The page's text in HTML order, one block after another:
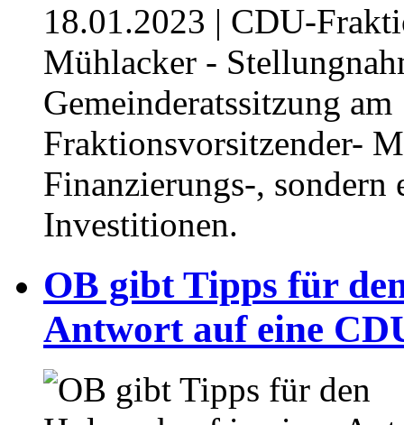
18.01.2023 | CDU-
Mühlacker -
Gemeinderatssitzung
Fraktionsvorsitzender-
Finanzierungs-, sondern
Investitionen.
OB gibt Tipps für
Antwort auf eine